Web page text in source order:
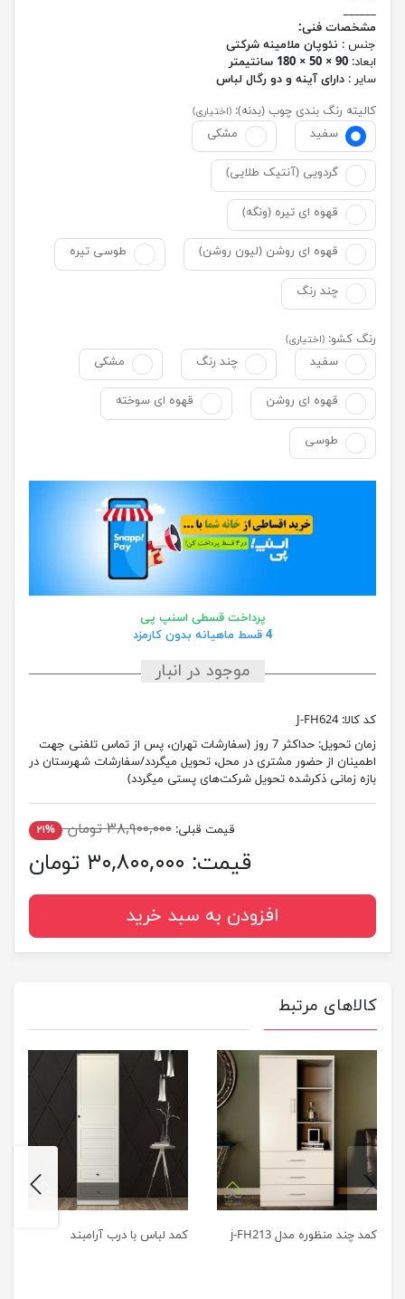
______
مشخصات فنی:
جنس : نئوپان ملامینه شرکتی
ابعاد: 90 × 50 × 180 سانتیمتر
سایر : دارای آینه و دو رگال لباس
کالیته رنگ بندی چوب (بدنه): (اختیاری)
سفید مشکی
گردویی (آنتیک طلایی)
قهوه ای تیره (ونگه)
قهوه ای روشن (لیون روشن) طوسی تیره
چند رنگ
رنگ کشو: (اختیاری)
سفید چند رنگ مشکی
قهوه ای روشن قهوه ای سوخته
طوسی
پرداخت قسطی اسنپ پی
4 قسط ماهیانه بدون کارمزد
موجود در انبار
کد کالا: J-FH624
زمان تحویل:
حداکثر 7 روز (سفارشات تهران، پس از تماس تلفنی جهت
اطمینان از حضور مشتری در محل، تحویل میگردد/سفارشات شهرستان در
بازه زمانی ذکرشده تحویل شرکت‌های پستی میگردد)
قیمت قبلی: ۳۸,۹۰۰,۰۰۰ تومان ۲۱%
قیمت: ۳۰,۸۰۰,۰۰۰ تومان
افزودن به سبد خرید
کالاهای مرتبط
کمد چند منظوره مدل j-FH213 کمد لباس با درب آرامبند
previus